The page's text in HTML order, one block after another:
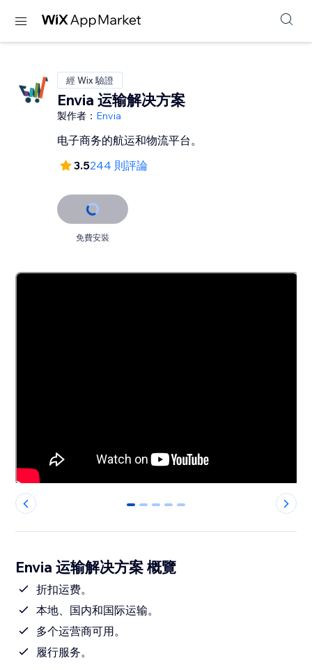
經 Wix 驗證
Envia 运输解决方案
製作者： Envia
电子商务的航运和物流平台。
3.5244 則評論
免費安裝
0 1 2 3 4
Envia 运输解决方案 概覽
折扣运费。
本地、国内和国际运输。
多个运营商可用。
履行服务。